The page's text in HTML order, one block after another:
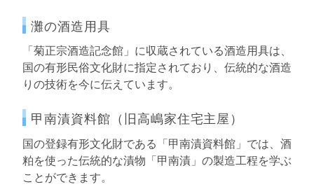
灘の酒造用具
「菊正宗酒造記念館」に収蔵されている酒造用具は、
国の有形民俗文化財に指定されており、伝統的な酒造
りの技術を今に伝えています。
甲南漬資料館（旧高嶋家住宅主屋）
国の登録有形文化財である「甲南漬資料館」では、酒
粕を使った伝統的な漬物「甲南漬」の製造工程を学ぶ
ことができます。